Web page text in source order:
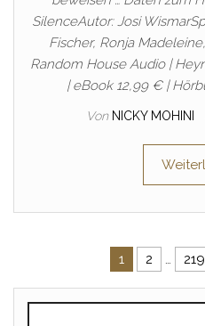
SilenceAutor: Josi
Fischer, Ronja
Random House Audio |
| eBook 12,99 € |
Von NICKY MOHINI
1 2 … 219